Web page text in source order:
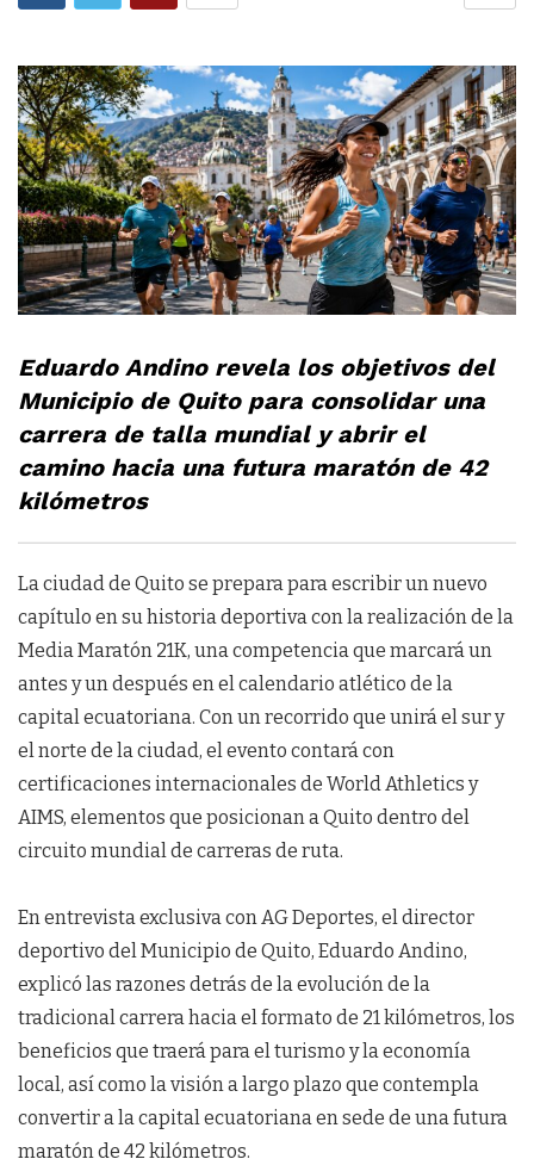
Eduardo Andino revela los objetivos del
Municipio de Quito para consolidar una
carrera de talla mundial y abrir el
camino hacia una futura maratón de 42
kilómetros
La ciudad de Quito se prepara para escribir un nuevo
capítulo en su historia deportiva con la realización de la
Media Maratón 21K, una competencia que marcará un
antes y un después en el calendario atlético de la
capital ecuatoriana. Con un recorrido que unirá el sur y
el norte de la ciudad, el evento contará con
certificaciones internacionales de World Athletics y
AIMS, elementos que posicionan a Quito dentro del
circuito mundial de carreras de ruta.
En entrevista exclusiva con AG Deportes, el director
deportivo del Municipio de Quito, Eduardo Andino,
explicó las razones detrás de la evolución de la
tradicional carrera hacia el formato de 21 kilómetros, los
beneficios que traerá para el turismo y la economía
local, así como la visión a largo plazo que contempla
convertir a la capital ecuatoriana en sede de una futura
maratón de 42 kilómetros.